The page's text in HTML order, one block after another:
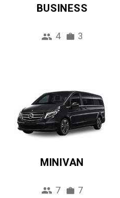
BUSINESS
4 3
MINIVAN
7 7